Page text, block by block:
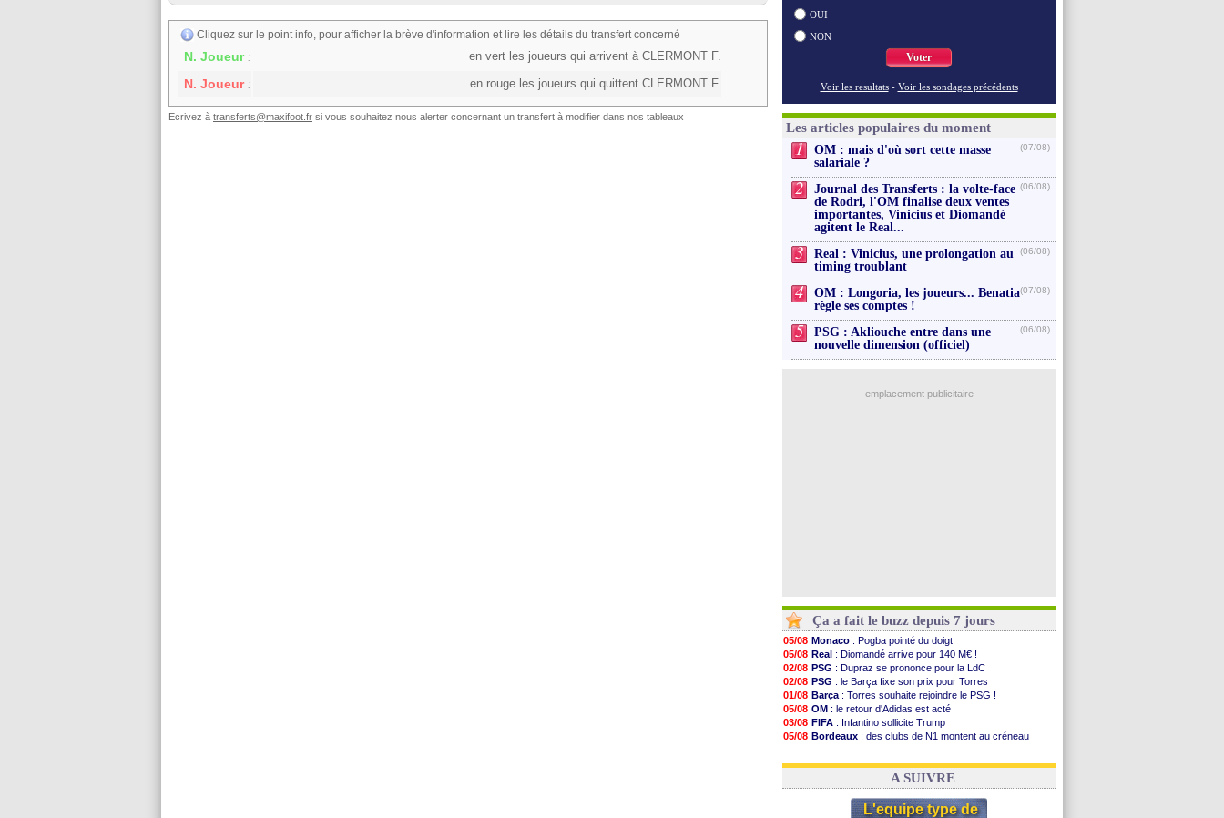
Cliquez sur le point info, pour afficher la brève d'information et lire les détails du transfert concerné
N. Joueur: en vert les joueurs qui arrivent à CLERMONT F.
N. Joueur: en rouge les joueurs qui quittent CLERMONT F.
Ecrivez à transferts@maxifoot.fr si vous souhaitez nous alerter concernant un transfert à modifier dans nos tableaux
OUI
NON
Voter
Voir les resultats - Voir les sondages précédents
Les articles populaires du moment
1
OM : mais d'où sort cette masse
salariale ?
(07/08)
2
Journal des Transferts : la volte-face
de Rodri, l'OM finalise deux ventes
importantes, Vinicius et Diomandé
agitent le Real...
(06/08)
3
Real : Vinicius, une prolongation au
timing troublant
(06/08)
4
OM : Longoria, les joueurs... Benatia
règle ses comptes !
(07/08)
5
PSG : Akliouche entre dans une
nouvelle dimension (officiel)
(06/08)
emplacement publicitaire
Ça a fait le buzz depuis 7 jours
05/08 Monaco : Pogba pointé du doigt
05/08 Real : Diomandé arrive pour 140 M€ !
02/08 PSG : Dupraz se prononce pour la LdC
02/08 PSG : le Barça fixe son prix pour Torres
01/08 Barça : Torres souhaite rejoindre le PSG !
05/08 OM : le retour d'Adidas est acté
03/08 FIFA : Infantino sollicite Trump
05/08 Bordeaux : des clubs de N1 montent au créneau
03/08 Real: le démenti de Leipzig pour Diomandé
A SUIVRE
L'equipe type de